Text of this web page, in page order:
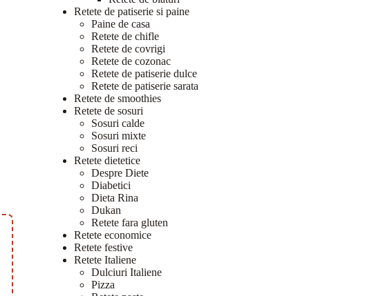
Retete de patiserie si paine
Paine de casa
Retete de chifle
Retete de covrigi
Retete de cozonac
Retete de patiserie dulce
Retete de patiserie sarata
Retete de smoothies
Retete de sosuri
Sosuri calde
Sosuri mixte
Sosuri reci
Retete dietetice
Despre Diete
Diabetici
Dieta Rina
Dukan
Retete fara gluten
Retete economice
Retete festive
Retete Italiene
Dulciuri Italiene
Pizza